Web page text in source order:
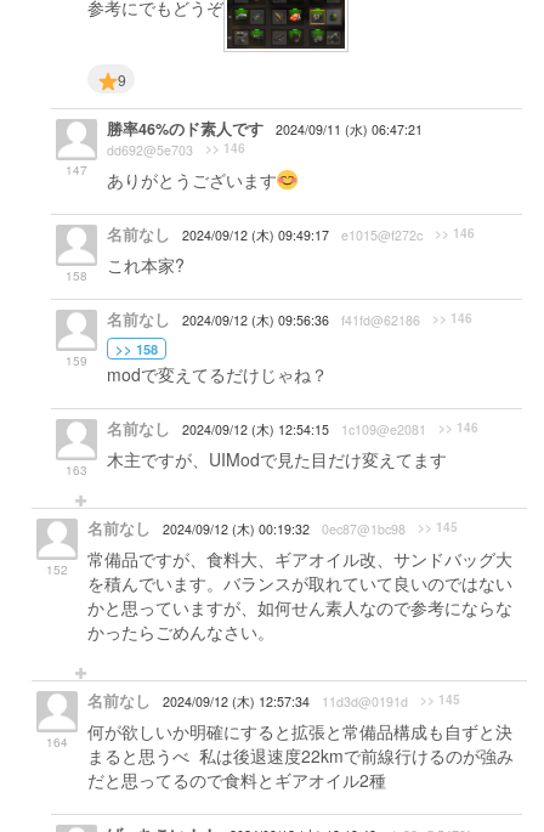
参考にでもどうぞ
9
147
勝率46%のド素人です
2024/09/11 (水) 06:47:21
dd692@5e703
>> 146
ありがとうございます
158
名前なし 2024/09/12 (木) 09:49:17 e1015@f272c >> 146
これ本家?
159
名前なし 2024/09/12 (木) 09:56:36 f41fd@62186 >> 146
>> 158
modで変えてるだけじゃね？
163
名前なし 2024/09/12 (木) 12:54:15 1c109@e2081 >> 146
木主ですが、UIModで見た目だけ変えてます
152
名前なし 2024/09/12 (木) 00:19:32 0ec87@1bc98 >> 145
常備品ですが、食料大、ギアオイル改、サンドバッグ大
を積んでいます。バランスが取れていて良いのではない
かと思っていますが、如何せん素人なので参考にならな
かったらごめんなさい。
164
名前なし 2024/09/12 (木) 12:57:34 11d3d@0191d >> 145
何が欲しいか明確にすると拡張と常備品構成も自ずと決
まると思うべ 私は後退速度22kmで前線行けるのが強み
だと思ってるので食料とギアオイル2種